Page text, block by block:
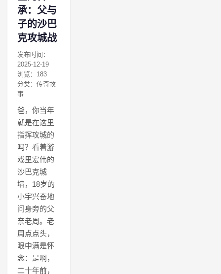
承：父与
子的沙巴
克攻城战
发布时间：
2025-12-19
浏览：183
分类：传奇故
事
爸，你当年
就是在这里
指挥攻城的
吗？看着游
戏里宏伟的
沙巴克城
墙，18岁的
小宇兴奋地
问身旁的父
亲老周。老
周点点头，
眼中满是怀
念：是啊，
二十年前，